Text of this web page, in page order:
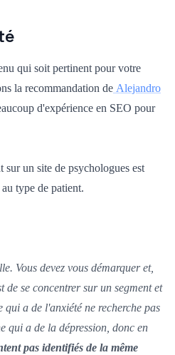
qui soit pertinent pour votre
la recommandation de Alejandro
d'expérience en SEO pour
un site de psychologues est
type de patient.
Vous devez vous démarquer et,
se concentrer sur un segment et
qui a de l'anxiété ne recherche pas
qui a de la dépression, donc en
pas identifiés de la même